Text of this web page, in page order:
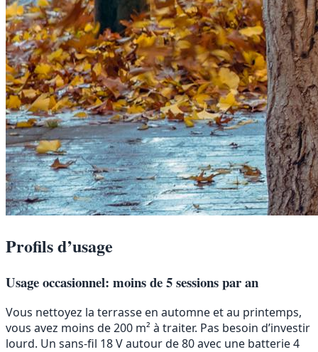
Profils d’usage
Usage occasionnel: moins de 5 sessions par an
Vous nettoyez la terrasse en automne et au printemps,
vous avez moins de 200 m² à traiter. Pas besoin d’investir
lourd. Un sans-fil 18 V autour de 80 avec une batterie 4